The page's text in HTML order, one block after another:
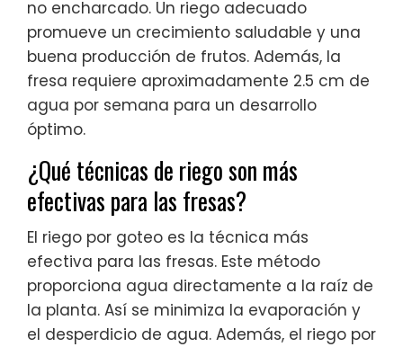
no encharcado. Un riego adecuado
promueve un crecimiento saludable y una
buena producción de frutos. Además, la
fresa requiere aproximadamente 2.5 cm de
agua por semana para un desarrollo
óptimo.
¿Qué técnicas de riego son más
efectivas para las fresas?
El riego por goteo es la técnica más
efectiva para las fresas. Este método
proporciona agua directamente a la raíz de
la planta. Así se minimiza la evaporación y
el desperdicio de agua. Además, el riego por